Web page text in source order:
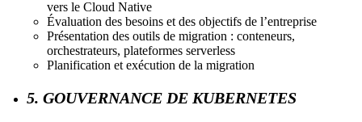
vers le Cloud Native
Évaluation des besoins et des objectifs de l’entreprise
Présentation des outils de migration : conteneurs,
orchestrateurs, plateformes serverless
Planification et exécution de la migration
5. GOUVERNANCE DE KUBERNETES